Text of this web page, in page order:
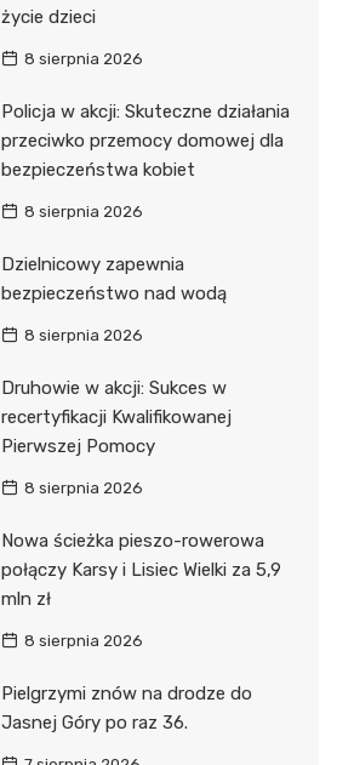
życie dzieci
8 sierpnia 2026
Policja w akcji: Skuteczne działania
przeciwko przemocy domowej dla
bezpieczeństwa kobiet
8 sierpnia 2026
Dzielnicowy zapewnia
bezpieczeństwo nad wodą
8 sierpnia 2026
Druhowie w akcji: Sukces w
recertyfikacji Kwalifikowanej
Pierwszej Pomocy
8 sierpnia 2026
Nowa ścieżka pieszo-rowerowa
połączy Karsy i Lisiec Wielki za 5,9
mln zł
8 sierpnia 2026
Pielgrzymi znów na drodze do
Jasnej Góry po raz 36.